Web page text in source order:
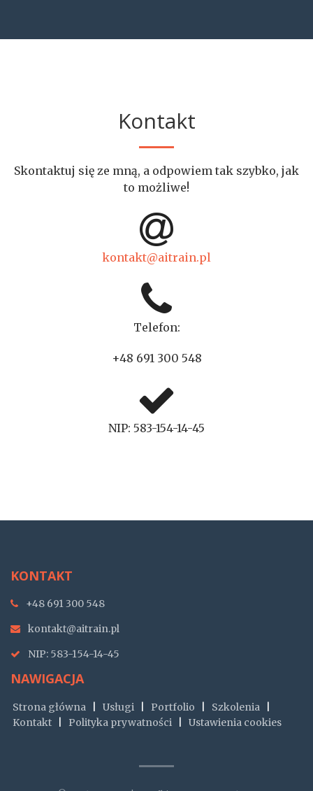
Kontakt
Skontaktuj się ze mną, a odpowiem tak szybko, jak
to możliwe!
kontakt@aitrain.pl
Telefon:
+48 691 300 548
NIP: 583-154-14-45
KONTAKT
+48 691 300 548
kontakt@aitrain.pl
NIP: 583-154-14-45
NAWIGACJA
Strona główna Usługi Portfolio Szkolenia
Kontakt
Polityka prywatności Ustawienia cookies